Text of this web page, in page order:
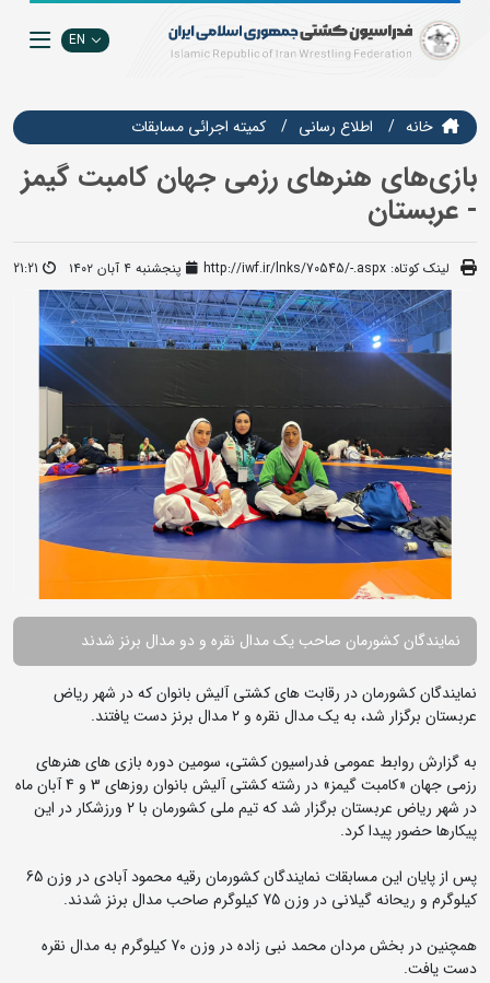
EN
خانه اطلاع رسانی كميته اجرائي مسابقات
بازی‌های هنرهای رزمی جهان کامبت گیمز
- عربستان
لینک کوتاه: http://iwf.ir/lnks/70545/-.aspx پنجشنبه ۴ آبان ۱۴۰۲ 21:21
نمایندگان کشورمان صاحب یک مدال نقره و دو مدال برنز شدند
نمایندگان کشورمان در رقابت های کشتی آلیش بانوان که در شهر ریاض
عربستان برگزار شد، به یک مدال نقره و ۲ مدال برنز دست یافتند.
به گزارش روابط عمومی فدراسیون کشتی، سومین دوره بازی‌ های هنرهای
رزمی جهان «کامبت گیمز» در رشته کشتی آلیش بانوان روزهای 3 و 4 آبان ماه
در شهر ریاض عربستان برگزار شد که تیم ملی کشورمان با 2 ورزشکار در این
پیکارها حضور پیدا کرد.
پس از پایان این مسابقات نمایندگان کشورمان رقیه محمود آبادی در وزن 65
کیلوگرم و ریحانه گیلانی در وزن 75 کیلوگرم صاحب مدال برنز شدند.
همچنین در بخش مردان محمد نبی زاده در وزن 70 کیلوگرم به مدال نقره
دست یافت.